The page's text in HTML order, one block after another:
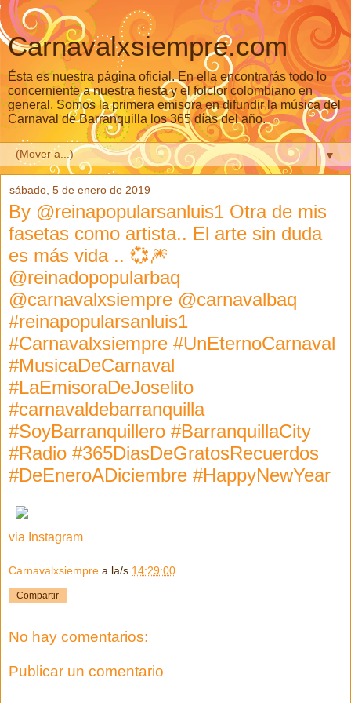
Carnavalxsiempre.com
Ésta es nuestra página oficial. En ella encontrarás todo lo
concerniente a nuestra fiesta y el folclor colombiano en
general. Somos la primera emisora en difundir la música del
Carnaval de Barranquilla los 365 días del año.
▼
sábado, 5 de enero de 2019
By @reinapopularsanluis1 Otra de mis
fasetas como artista.. El arte sin duda
es más vida .. 💞🎆
@reinadopopularbaq
@carnavalxsiempre @carnavalbaq
#reinapopularsanluis1
#Carnavalxsiempre #UnEternoCarnaval
#MusicaDeCarnaval
#LaEmisoraDeJoselito
#carnavaldebarranquilla
#SoyBarranquillero #BarranquillaCity
#Radio #365DiasDeGratosRecuerdos
#DeEneroADiciembre #HappyNewYear
via Instagram
Carnavalxsiempre a la/s 14:29:00
Compartir
No hay comentarios:
Publicar un comentario